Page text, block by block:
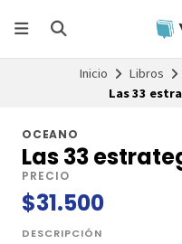
Inicio Libros
Las 33
OCEANO
Las 33
PRECIO
$31.500
DESCRIPCIÓN